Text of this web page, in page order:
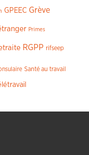
GPEEC Grève
Primes
RGPP rifseep
Santé au travail